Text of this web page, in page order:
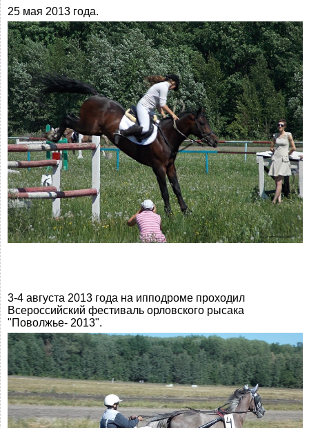
25 мая 2013 года.
3-4 августа 2013 года на ипподроме проходил
Всероссийский фестиваль орловского рысака
"Поволжье- 2013".